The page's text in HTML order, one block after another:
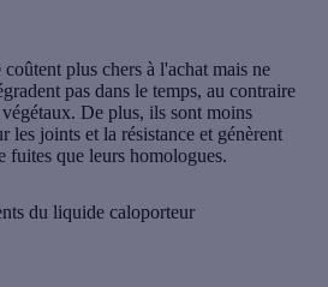
plus chers à l'achat mais ne
pas dans le temps, au contraire
De plus, ils sont moins
les joints et la résistance et génèrent
fuites que leurs homologues.
du liquide caloporteur